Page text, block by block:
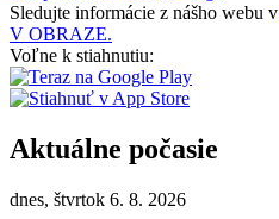
Sledujte informácie z nášho webu v
V OBRAZE.
Voľne k stiahnutiu:
Aktuálne počasie
dnes, štvrtok 6. 8. 2026